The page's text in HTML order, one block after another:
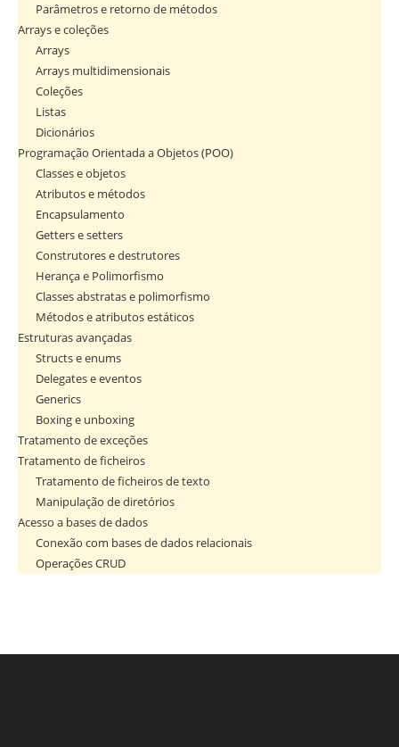
Parâmetros e retorno de métodos
Arrays e coleções
Arrays
Arrays multidimensionais
Coleções
Listas
Dicionários
Programação Orientada a Objetos (POO)
Classes e objetos
Atributos e métodos
Encapsulamento
Getters e setters
Construtores e destrutores
Herança e Polimorfismo
Classes abstratas e polimorfismo
Métodos e atributos estáticos
Estruturas avançadas
Structs e enums
Delegates e eventos
Generics
Boxing e unboxing
Tratamento de exceções
Tratamento de ficheiros
Tratamento de ficheiros de texto
Manipulação de diretórios
Acesso a bases de dados
Conexão com bases de dados relacionais
Operações CRUD